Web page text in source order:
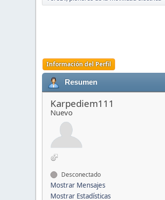
Información del Perfil
Resumen
Karpediem111
Nuevo
Desconectado
Mostrar Mensajes
Mostrar Estadísticas